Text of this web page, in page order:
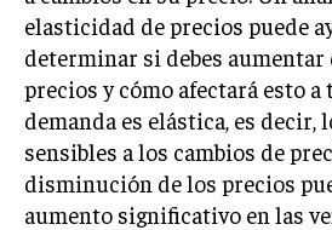
GESTIÓN DEL RIESGO
NEGOCIACIÓN Y
DERECHO EMPRESARIAL Y
ÉXITO EMPRESARIAL Y
GOBIERNO CORPORATIVO
elasticidad de precios puede
determinar si debes
precios y cómo afectará esto a
demanda es elástica, es decir,
sensibles a los cambios de
disminución de los precios
aumento significativo en las